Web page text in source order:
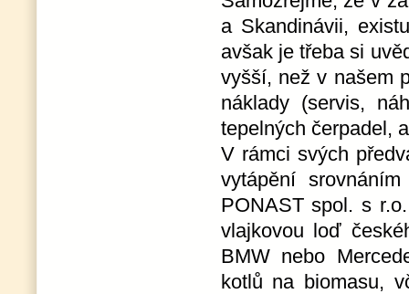
a Skandinávii,
avšak je třeba si
vyšší, než v našem
náklady (servis,
tepelných čerpadel,
V rámci svých
vytápění
PONAST spol. s
vlajkovou loď
BMW nebo
kotlů na biomasu,